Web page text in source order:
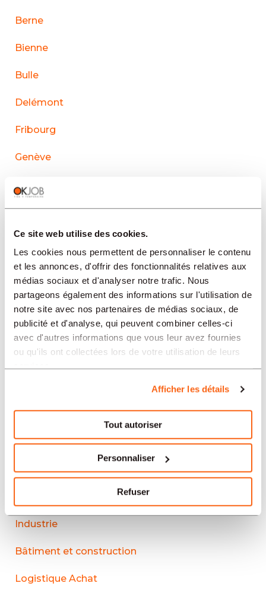
Ce site web utilise des cookies.
Les cookies nous permettent de personnaliser le contenu
et les annonces, d'offrir des fonctionnalités relatives aux
médias sociaux et d'analyser notre trafic. Nous
partageons également des informations sur l'utilisation de
notre site avec nos partenaires de médias sociaux, de
publicité et d'analyse, qui peuvent combiner celles-ci
avec d'autres informations que vous leur avez fournies
ou qu'ils ont collectées lors de votre utilisation de leurs
Afficher les détails
Tout autoriser
Personnaliser
Refuser
Berne
Bienne
Bulle
Delémont
Fribourg
Genève
La Chaux-de-Fonds
Lausanne
Le Sentier
Neuchâtel
Soleure
Yverdon-les-Bains
Aarau
Nos offres d’emploi en Suisse
par secteur
Administration et secrétariat
Horlogerie
Industrie
Bâtiment et construction
Logistique Achat